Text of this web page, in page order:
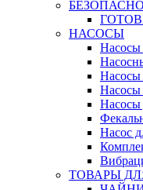
НАСОСЫ
Насосы
Насосы
Насосы
Насос
ТОВАРЫ